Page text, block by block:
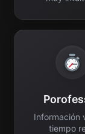
Información
tiempo